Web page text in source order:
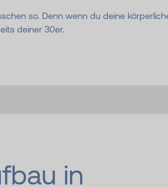
so. Denn wenn du deine
deiner 30er.
in